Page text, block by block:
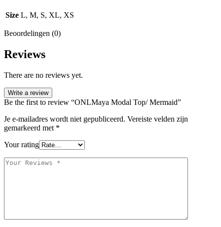
Size L, M, S, XL, XS
Beoordelingen (0)
Reviews
There are no reviews yet.
Write a review
Be the first to review “ONLMaya Modal Top/ Mermaid”
Je e-mailadres wordt niet gepubliceerd. Vereiste velden zijn
gemarkeerd met *
Your rating